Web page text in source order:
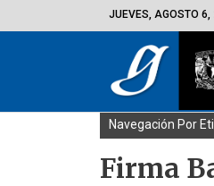
JUEVES, AGOSTO 6,
Navegación Por
Firma